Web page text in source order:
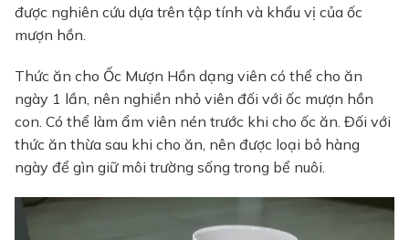
được nghiên cứu dựa trên tập tính và khẩu vị của ốc
mượn hồn.
Thức ăn cho Ốc Mượn Hồn dạng viên có thể cho ăn
ngày 1 lần, nên nghiền nhỏ viên đối với ốc mượn hồn
con. Có thể làm ẩm viên nén trước khi cho ốc ăn. Đối với
thức ăn thừa sau khi cho ăn, nên được loại bỏ hàng
ngày để gìn giữ môi trường sống trong bể nuôi.